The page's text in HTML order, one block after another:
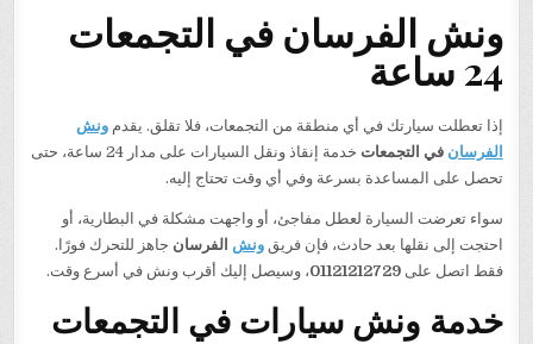
ونش الفرسان في التجمعات
24 ساعة
إذا تعطلت سيارتك في أي منطقة من التجمعات، فلا تقلق. يقدمونش
الفرسان في التجمعات
خدمة إنقاذ ونقل السيارات على مدار 24 ساعة، حتى
تحصل على المساعدة بسرعة وفي أي وقت تحتاج إليه.
سواء تعرضت السيارة لعطل مفاجئ، أو واجهت مشكلة في البطارية، أو
احتجت إلى نقلها بعد حادث، فإن فريقونش الفرسان جاهز للتحرك فورًا.
فقط اتصل على01121212729، وسيصل إليك أقرب ونش في أسرع وقت.
خدمة ونش سيارات في التجمعات